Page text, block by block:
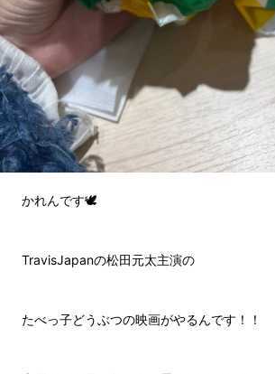
かれんです🕊️
TravisJapanの松田元太主演の
たべっ子どうぶつの映画がやるんです！！